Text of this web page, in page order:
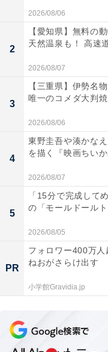
2026/08/06
2
【愛知県】無料の
天然温泉も！ 高速
2026/08/07
3
【三重県】伊勢名
唯一のコメダ大判
2026/08/06
4
東野圭吾や湊かな
を描く『映画ちい
2026/08/07
5
「15分で完成して
の「モールドール
2026/08/05
PR
フォロワー400万
ねおがさらけ出す
小学館Gravidia.jp